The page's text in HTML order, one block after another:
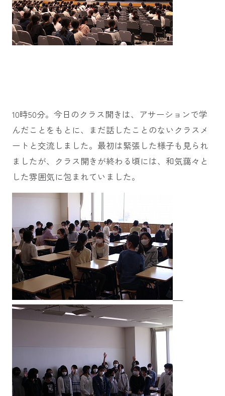
10時50分。今日のクラス開きは、アサーションで学
んだことをもとに、まだ話したことのないクラスメ
ートと交流しました。最初は緊張した様子も見られ
ましたが、クラス開きが終わる頃には、和気藹々と
した雰囲気に包まれていました。